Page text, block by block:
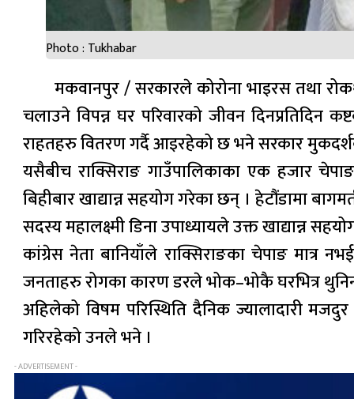
Photo : Tukhabar
मकवानपुर / सरकारले कोरोना भाइरस तथा
चलाउने विपन्न घर परिवारको जीवन दिनप्रतिदिन
राहतहरु वितरण गर्दै आइरहेको छ भने सरकार
यसैबीच राक्सिराङ गाउँपालिकाका एक हजार
बिहीबार खाद्यान्न सहयोग गरेका छन् । हेटौंडामा
सदस्य महालक्ष्मी डिना उपाध्यायले उक्त खाद्यान्न
कांग्रेस नेता बानियाँले राक्सिराङका चेपाङ
जनताहरु रोगका कारण डरले भोक–भोकै घरभित्र
अहिलेको विषम परिस्थिति दैनिक ज्यालादारी
गरिरहेको उनले भने ।
- ADVERTISEMENT -